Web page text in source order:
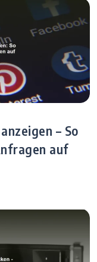
– So
auf